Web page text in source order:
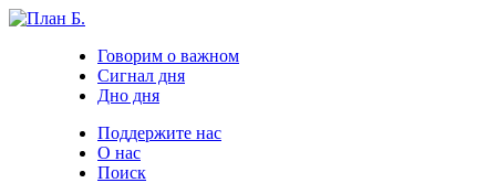
Говорим о важном
Сигнал дня
Дно дня
Поддержите нас
О нас
Поиск